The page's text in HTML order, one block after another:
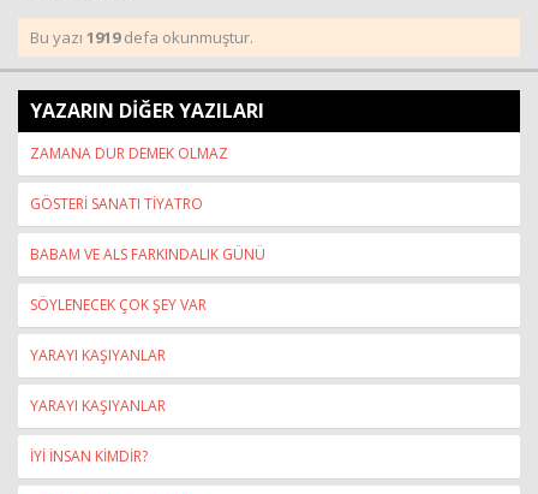
Bu yazı 1919defa okunmuştur.
YAZARIN DİĞER YAZILARI
ZAMANA DUR DEMEK OLMAZ
GÖSTERİ SANATI TİYATRO
BABAM VE ALS FARKINDALIK GÜNÜ
SÖYLENECEK ÇOK ŞEY VAR
YARAYI KAŞIYANLAR
YARAYI KAŞIYANLAR
İYİ İNSAN KİMDİR?